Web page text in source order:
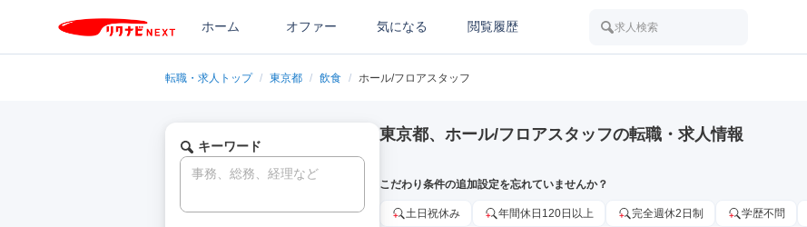
ホーム オファー 気になる 閲覧履歴 求人検索
転職・求人トップ / 東京都 / 飲食 / ホール/フロアスタッフ
キーワード
東京都、ホール/フロアスタッフの転職・求人情報
こだわり条件の追加設定を忘れていませんか？
土日祝休み 年間休日120日以上 完全週休2日制 学歴不問